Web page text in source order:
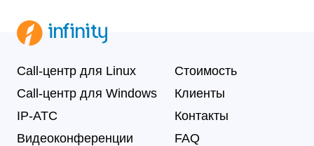
Call-центр для Linux
Call-центр для Windows
IP-АТС
Видеоконференции
Стоимость
Клиенты
Контакты
FAQ